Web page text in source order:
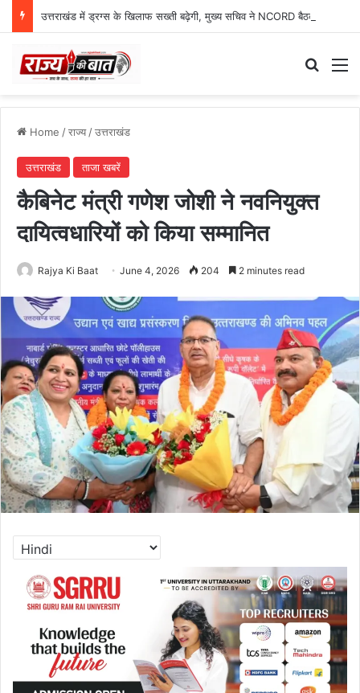
Home /राज्य/उत्तराखंड
उत्तराखंड ताजा खबरें
कैबिनेट मंत्री गणेश जोशी ने नवनियुक्त
दायित्वधारियों को किया सम्मानित
Rajya Ki Baat June 4, 2026 204 2 minutes read